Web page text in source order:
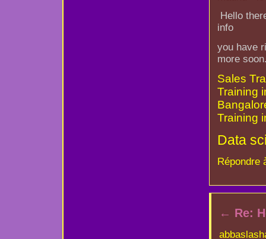
Hello
info
you have
more
Sales
Training
Training
Data
Répondre
← Re: